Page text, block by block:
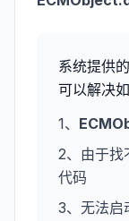
系统提供
可以解决如
1、
2、由于找
代码
3、无法启